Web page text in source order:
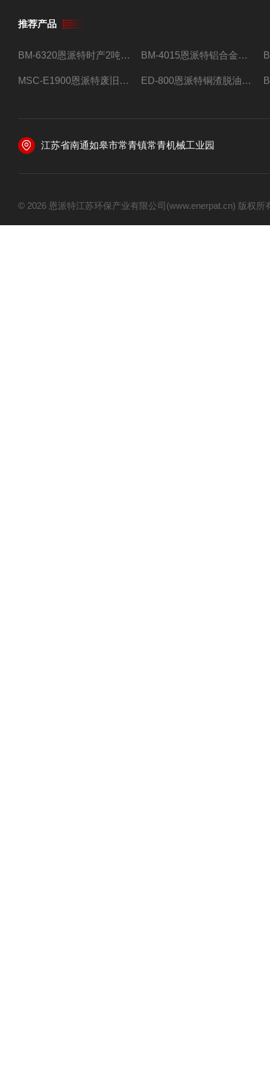
推荐产品
BM-6320恩派特时产2吨合金钢屑压饼机 BM-4015恩派特铝合金屑压饼机 脱油效果好
MSC-E1900恩派特废旧锂电池极片破碎处理设备 ED-800恩派特铜渣脱油机废铜屑铝屑甩油机
江苏省南通如皋市常青镇常青机械工业园
© 2026 恩派特江苏环保产业有限公司(www.enerpat.cn) 版权